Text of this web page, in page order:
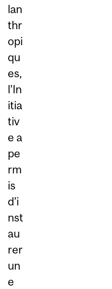
lan
thr
opi
qu
es,
l’In
itia
tiv
e a
pe
rm
is
d’i
nst
au
rer
un
e